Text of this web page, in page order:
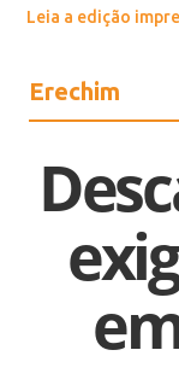
Leia a edição
Erechim